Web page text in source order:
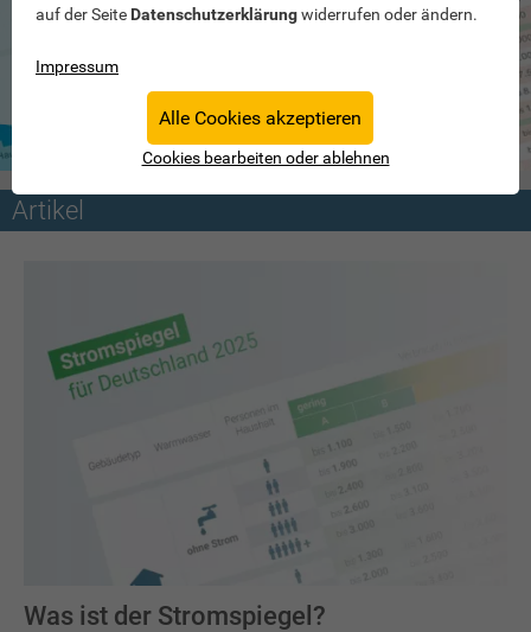
Energieagenturen und Forschungseinrichtungen. Das
Artikel
Was ist der Stromspiegel?
auf der Seite Datenschutzerklärungwiderrufen oder ändern.
Impressum
Alle Cookies akzeptieren
Cookies bearbeiten oder ablehnen